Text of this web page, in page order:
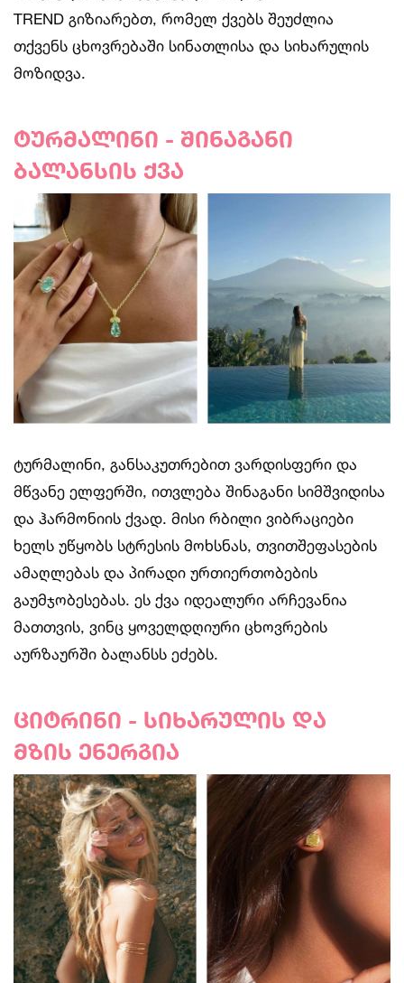
TREND გიზიარებთ, რომელ ქვებს შეუძლია
თქვენს ცხოვრებაში სინათლისა და სიხარულის
მოზიდვა.
ტურმალინი - შინაგანი
ბალანსის ქვა
ტურმალინი, განსაკუთრებით ვარდისფერი და
მწვანე ელფერში, ითვლება შინაგანი სიმშვიდისა
და ჰარმონიის ქვად. მისი რბილი ვიბრაციები
ხელს უწყობს სტრესის მოხსნას, თვითშეფასების
ამაღლებას და პირადი ურთიერთობების
გაუმჯობესებას. ეს ქვა იდეალური არჩევანია
მათთვის, ვინც ყოველდღიური ცხოვრების
აურზაურში ბალანსს ეძებს.
ციტრინი - სიხარულის და
მზის ენერგია